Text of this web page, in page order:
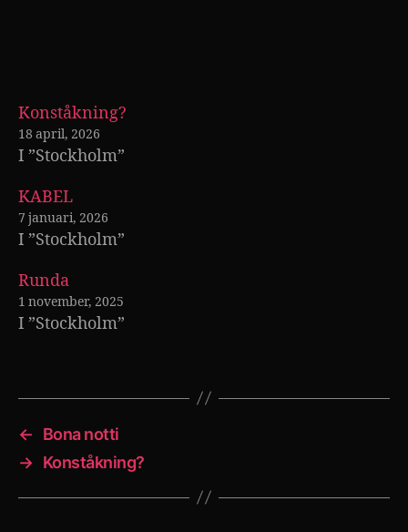
Konståkning?
18 april, 2026
I ”Stockholm”
KABEL
7 januari, 2026
I ”Stockholm”
Runda
1 november, 2025
I ”Stockholm”
←
Bona notti
→ Konståkning?